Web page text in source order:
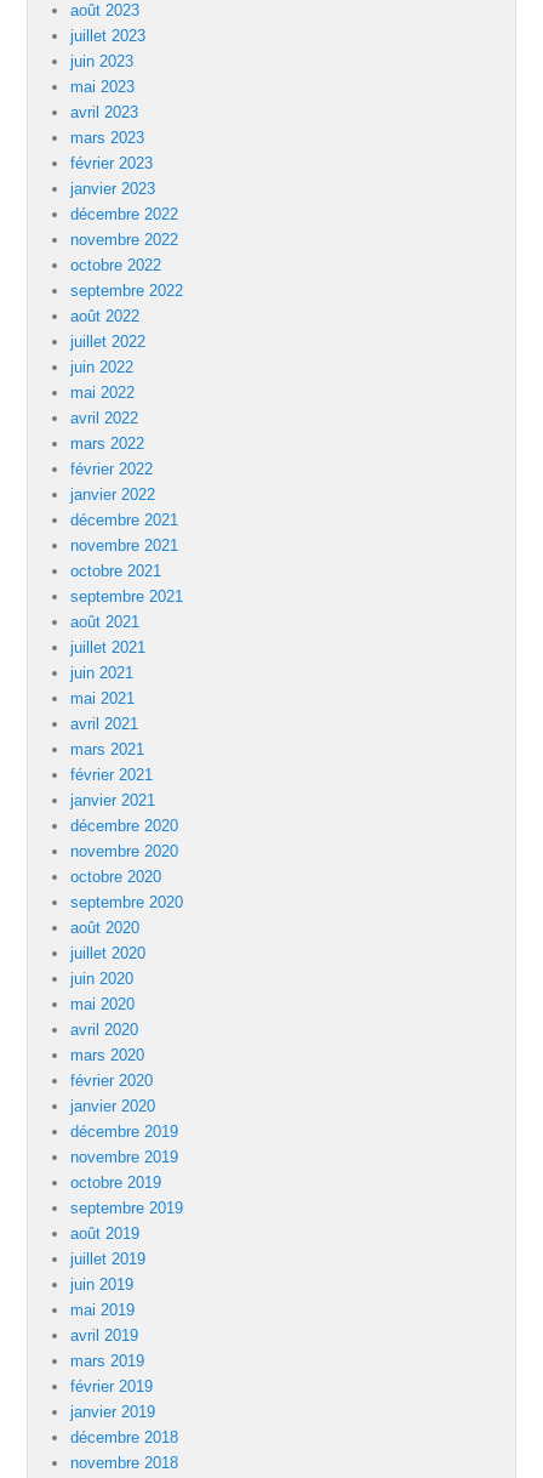
août 2023
juillet 2023
juin 2023
mai 2023
avril 2023
mars 2023
février 2023
janvier 2023
décembre 2022
novembre 2022
octobre 2022
septembre 2022
août 2022
juillet 2022
juin 2022
mai 2022
avril 2022
mars 2022
février 2022
janvier 2022
décembre 2021
novembre 2021
octobre 2021
septembre 2021
août 2021
juillet 2021
juin 2021
mai 2021
avril 2021
mars 2021
février 2021
janvier 2021
décembre 2020
novembre 2020
octobre 2020
septembre 2020
août 2020
juillet 2020
juin 2020
mai 2020
avril 2020
mars 2020
février 2020
janvier 2020
décembre 2019
novembre 2019
octobre 2019
septembre 2019
août 2019
juillet 2019
juin 2019
mai 2019
avril 2019
mars 2019
février 2019
janvier 2019
décembre 2018
novembre 2018